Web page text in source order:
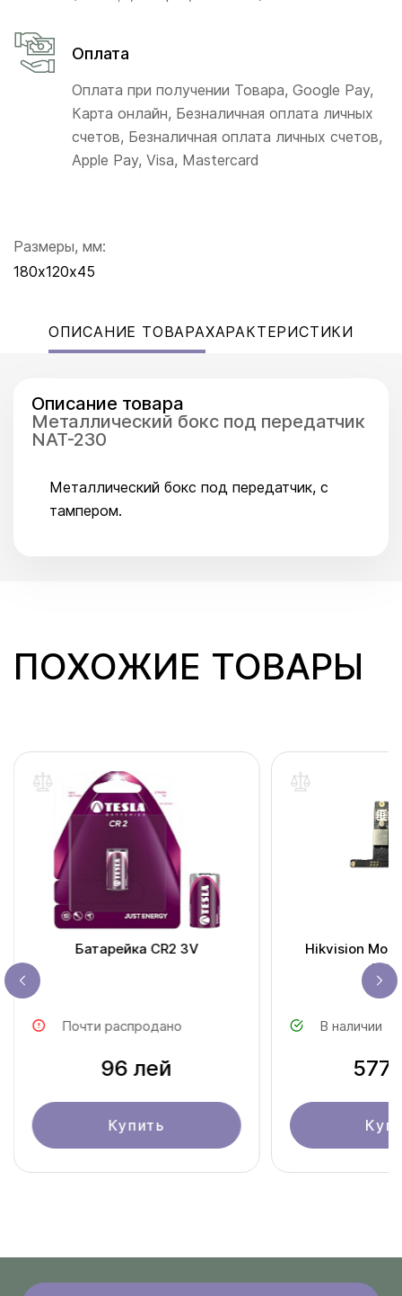
Размеры, мм:
180х120х45
Оплата
Оплата при получении Товара, Google Pay,
Карта онлайн, Безналичная оплата личных
счетов, Безналичная оплата личных счетов,
Apple Pay, Visa, Mastercard
ОПИСАНИЕ ТОВАРАХАРАКТЕРИСТИКИ
Описание товара
Металлический бокс под передатчик
NAT-230
Металлический бокс под передатчик, с
тампером.
ПОХОЖИЕ ТОВАРЫ
Батарейка CR2 3V
Почти распродано
96 лей
Купить
Hikvision
В наличии
577